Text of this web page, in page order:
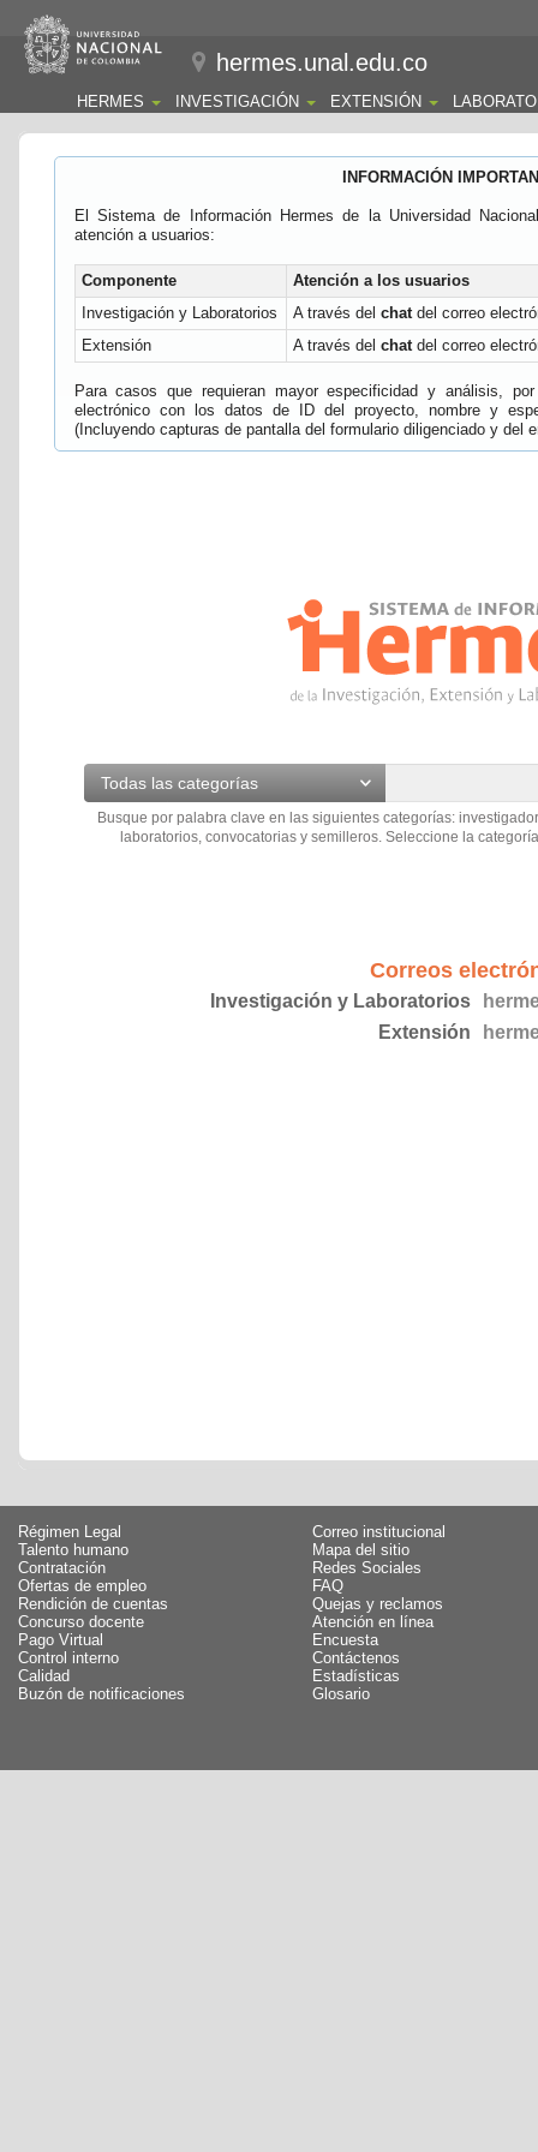
hermes.unal.edu.co
HERMES INVESTIGACIÓN EXTENSIÓN
INFORMACIÓN
El Sistema de Información Hermes de la Universidad
atención a usuarios:
Componente
Atención a los usuarios
Investigación y Laboratorios
A través del chatdel correo
Extensión
A través del chatdel correo
Para casos que requieran mayor especificidad y análisis,
electrónico con los datos de ID del proyecto, nombre y
(Incluyendo capturas de pantalla del formulario diligenciado y del
Todas las categorías
Busque por palabra clave en las siguientes categorías:
laboratorios, convocatorias y semilleros. Seleccione la
Correos
Investigación y Laboratorios
Extensión
Régimen Legal
Talento humano
Contratación
Ofertas de empleo
Rendición de cuentas
Concurso docente
Pago Virtual
Control interno
Calidad
Buzón de notificaciones
Correo institucional
Mapa del sitio
Redes Sociales
FAQ
Quejas y reclamos
Atención en línea
Encuesta
Contáctenos
Estadísticas
Glosario